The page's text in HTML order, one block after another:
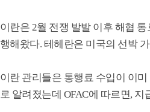
이란은 2월 전쟁 발발 이후 해협
행해왔다. 테헤란은 미국의 선박
이란 관리들은 통행료 수입이 이
로 알려졌는데 OFAC에 따르면,